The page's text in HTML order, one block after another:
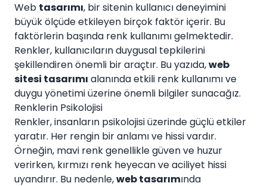
Web tasarımı, bir sitenin kullanıcı deneyimini
büyük ölçüde etkileyen birçok faktör içerir. Bu
faktörlerin başında renk kullanımı gelmektedir.
Renkler, kullanıcıların duygusal tepkilerini
şekillendiren önemli bir araçtır. Bu yazıda,web
sitesi tasarımı alanında etkili renk kullanımı ve
duygu yönetimi üzerine önemli bilgiler sunacağız.
Renklerin Psikolojisi
Renkler, insanların psikolojisi üzerinde güçlü etkiler
yaratır. Her rengin bir anlamı ve hissi vardır.
Örneğin, mavi renk genellikle güven ve huzur
verirken, kırmızı renk heyecan ve aciliyet hissi
uyandırır. Bu nedenle,web tasarımında